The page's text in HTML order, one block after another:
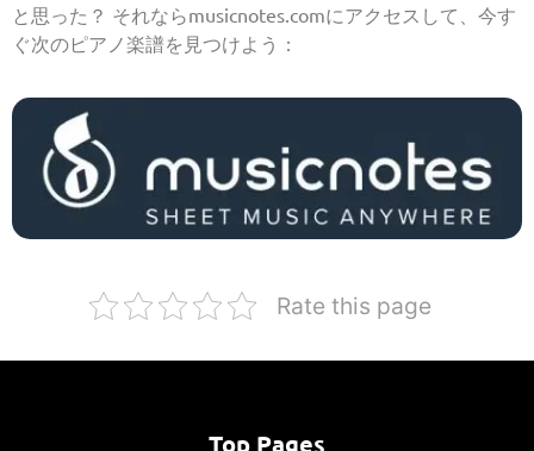
と思った？ それならmusicnotes.comにアクセスして、今す
ぐ次のピアノ楽譜を見つけよう：
Rate this page
Top Pages